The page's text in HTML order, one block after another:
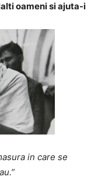
oameni si ajuta-i
in care se